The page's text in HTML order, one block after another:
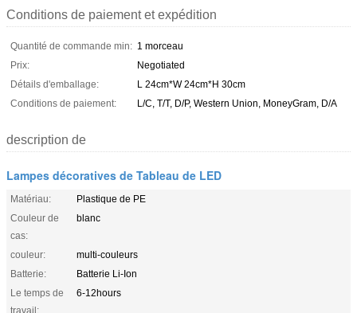
Conditions de paiement et expédition
Quantité de commande min: 1 morceau
Prix:
Negotiated
Détails d'emballage:
L 24cm*W 24cm*H 30cm
Conditions de paiement:
L/C, T/T, D/P, Western Union, MoneyGram, D/A
description de
Lampes décoratives de Tableau de LED
Matériau:
Plastique de PE
Couleur de
cas:
blanc
couleur:
multi-couleurs
Batterie:
Batterie Li-Ion
Le temps de
travail:
6-12hours